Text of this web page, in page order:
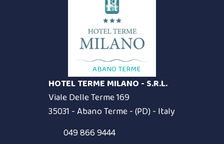
ABANO TERME
HOTEL TERME MILANO - S.R.L.
Viale Delle Terme 169
35031 - Abano Terme - (PD) - Italy
049 866 9444